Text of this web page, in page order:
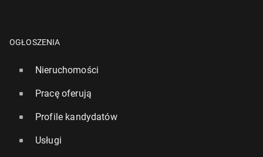
OGŁOSZENIA
Nieruchomości
Pracę oferują
Profile kandydatów
Usługi